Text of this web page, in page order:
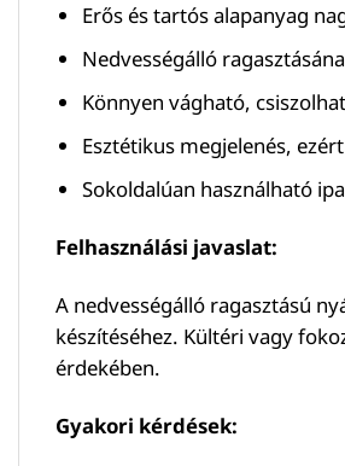
Erős és tartós alapanyag
Nedvességálló
Könnyen vágható,
Esztétikus megjelenés,
Sokoldalúan használható
Felhasználási javaslat:
A nedvességálló ragasztású
készítéséhez. Kültéri vagy
érdekében.
Gyakori kérdések: